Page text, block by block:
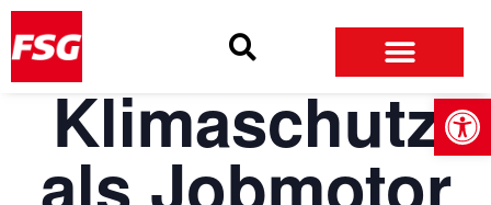
Skip
to
Content
Skip
to
navigation
Site
map
Klimaschutz
als Jobmotor